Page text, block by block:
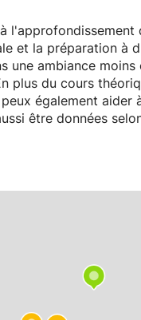
l'approfondissement
et la préparation à
une ambiance
plus du cours
également aider
être données